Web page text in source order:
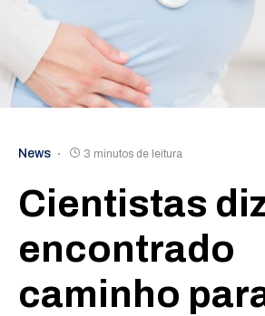
News 3 minutos de leitura
Cientistas
encontrado
caminho